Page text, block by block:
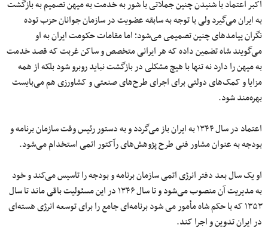
اکبر اعتماد با شنیدن چنین جملاتی با شور به خدمت به میهن تصمیم به بازگشت
به ایران می‌گیرد ولی با توجه به سابقه عضویت در سازمان جوانان حزب توده
نگران پیامدهای چنین تصمیمی می‌شود؛ اما مقامات حکومت ایران به او
می‌گویند شاه تضمین داده که هر ایرانی متخصص و ساکن غربت که قصد خدمت
به میهن را دارد نه تنها با هیچ مشکلی در بازگشت نباید روبرو شود بلکه از همه
مزایا و کمک‌های دولتی برای اجرای طرح‌های صنعتی و کشاورزی هم می‌بایست
بهره‌مند شود.
اعتماد در سال ۱۳۴۴ به ایران باز می‌گردد و به‌ دستور رئیس وقت سازمان برنامه و
بودجه به‌ عنوان مشاور فنی طرح پژوهش‌های رآکتور اتمی استخدام می‌شود.
او یک سال بعد دفتر انرژی اتمی سازمان برنامه و بودجه را تاسیس می‌کند و خود
به مدیریت آن منصوب می‌شود و تا سال ۱۳۴۶ در این مسئولیت باقی ماند تا سال
۱۳۵۳ که با حکم شاه مأمور می شود برنامه‌ای جامع را برای توسعه انرژی هسته‌ای
در ایران تدوین و اجرا کند.